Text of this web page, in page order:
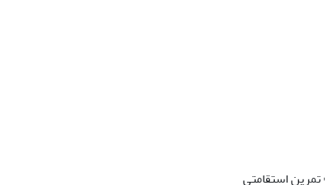
تمرین استقامتی